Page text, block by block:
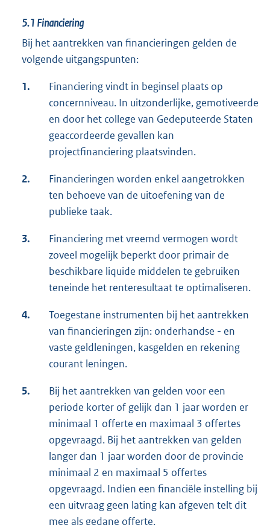
5.1 Financiering
Bij het aantrekken van financieringen gelden de
volgende uitgangspunten:
1.
Financiering vindt in beginsel plaats op
concernniveau. In uitzonderlijke, gemotiveerde
en door het college van Gedeputeerde Staten
geaccordeerde gevallen kan
projectfinanciering plaatsvinden.
2.
Financieringen worden enkel aangetrokken
ten behoeve van de uitoefening van de
publieke taak.
3.
Financiering met vreemd vermogen wordt
zoveel mogelijk beperkt door primair de
beschikbare liquide middelen te gebruiken
teneinde het renteresultaat te optimaliseren.
4.
Toegestane instrumenten bij het aantrekken
van financieringen zijn: onderhandse - en
vaste geldleningen, kasgelden en rekening
courant leningen.
5.
Bij het aantrekken van gelden voor een
periode korter of gelijk dan 1 jaar worden er
minimaal 1 offerte en maximaal 3 offertes
opgevraagd. Bij het aantrekken van gelden
langer dan 1 jaar worden door de provincie
minimaal 2 en maximaal 5 offertes
opgevraagd. Indien een financiële instelling bij
een uitvraag geen lating kan afgeven telt dit
mee als gedane offerte.